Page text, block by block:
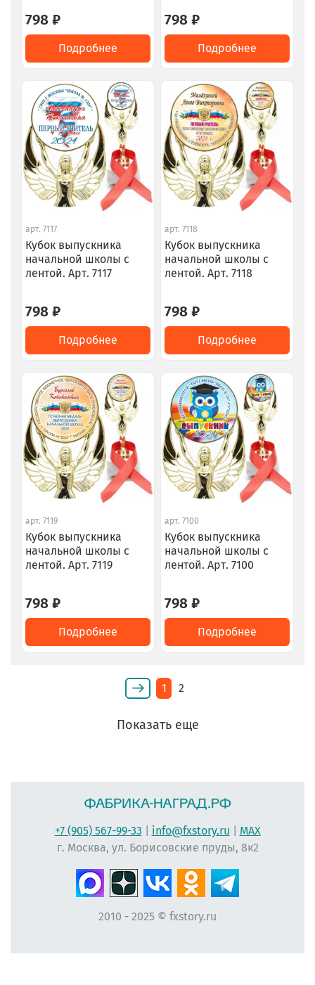
798 ₽
Подробнее
798 ₽
Подробнее
арт. 7117
Кубок выпускника
начальной школы с
лентой. Арт. 7117
798 ₽
Подробнее
арт. 7118
Кубок выпускника
начальной школы с
лентой. Арт. 7118
798 ₽
Подробнее
арт. 7119
Кубок выпускника
начальной школы с
лентой. Арт. 7119
798 ₽
Подробнее
арт. 7100
Кубок выпускника
начальной школы с
лентой. Арт. 7100
798 ₽
Подробнее
1 2
Показать еще
+7 (905) 567-99-33 info@fxstory.ru
MAX
г. Москва, ул. Борисовские пруды, 8к2
2010 - 2025 © fxstory.ru